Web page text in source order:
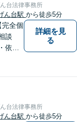
台法律事務所
ん台駅 から徒歩5分
完全個
談
依頼
たし
ださ
詳細を見
る
台法律事務所
ん台駅 から徒歩5分